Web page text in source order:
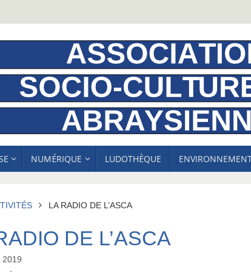
NUMÉRIQUE LUDOTHÈQUE
LA RADIO DE L’ASCA
DE L’ASCA
2019